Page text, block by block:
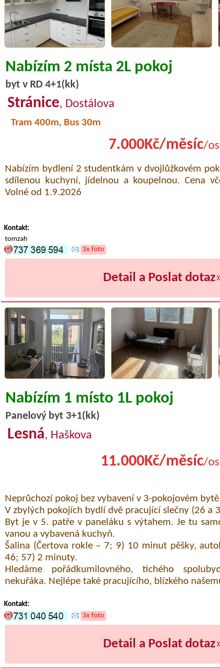
Nabízím 2 místa 2L pokoj
byt v RD 4+1(kk)
Stránice, Dostálova
Tram 400m, Bus 30m
7.000Kč/měsíc/
Nabízím bydlení 2 studentkám v dvojlůžkovém
sdílenou kuchyní, jídelnou a koupelnou. Cena
Volné od 1.9.2026
Kontakt:
tomzah
3x foto
Detail a Poslat dotaz
Nabízím 1 místo 1L pokoj
Panelový byt 3+1(kk)
Lesná, Haškova
11.000Kč/měsíc/
Neprůchozí pokoj bez vybavení v 3-pokojovém bytě
V zbylých pokojích bydlí dvě pracující slečny (26 a
Byt je v 5. patře v paneláku s výtahem. Je tu
vanou a vybavená kuchyň.
Šalina (Čertova rokle – 7; 9) 10 minut pěšky,
46; 57) 2 minuty.
Hledáme pořádkumilovného, tichého
nekuřáka. Nejlépe také pracujícího, blízkého
Kontakt:
3x foto
Detail a Poslat dotaz